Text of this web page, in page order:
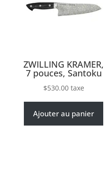
ZWILLING KRAMER,
7 pouces, Santoku
$530.00 taxe
Ajouter au panier